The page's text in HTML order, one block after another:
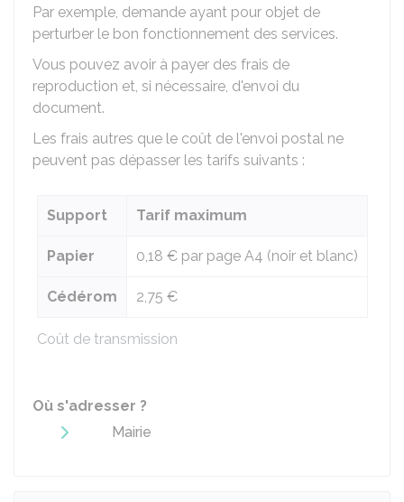
Par exemple, demande ayant pour objet de
perturber le bon fonctionnement des services.
Vous pouvez avoir à payer des frais de
reproduction et, si nécessaire, d'envoi du
document.
Les frais autres que le coût de l'envoi postal ne
peuvent pas dépasser les tarifs suivants :
Coût de transmission
Support Tarif maximum
Papier 0,18 €par page A4 (noir et blanc)
Cédérom 2,75 €
Où s'adresser ?
Mairie